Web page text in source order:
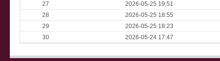
27
2026-05-25 19:51
28
2026-05-25 18:55
29
2026-05-25 18:23
30
2026-05-24 17:47